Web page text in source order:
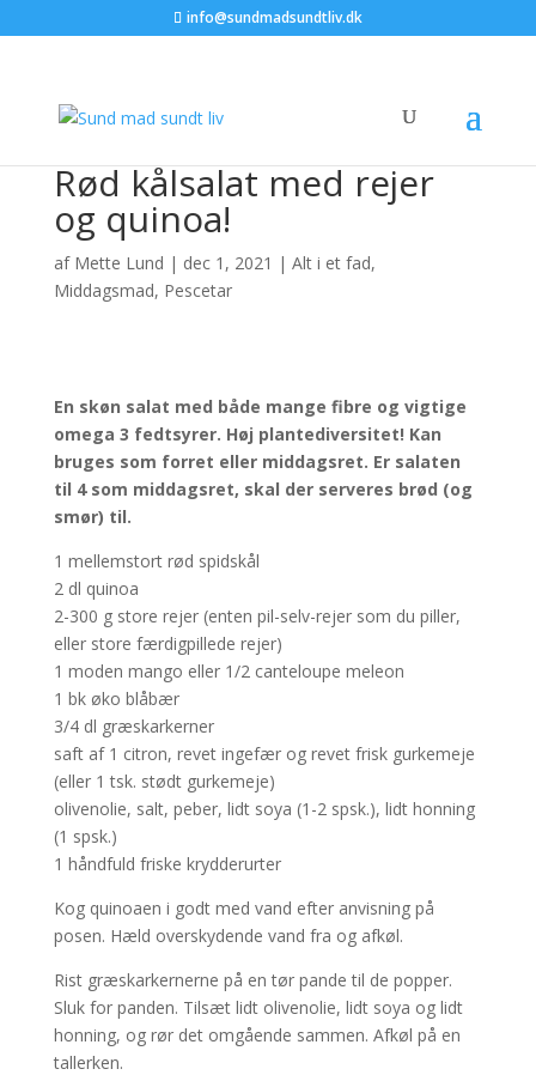
info@sundmadsundtliv.dk
Rød kålsalat med rejer
og quinoa!
af Mette Lund | dec 1, 2021 | Alt i et fad,
Middagsmad, Pescetar
En skøn salat med både mange fibre og vigtige
omega 3 fedtsyrer. Høj plantediversitet! Kan
bruges som forret eller middagsret. Er salaten
til 4 som middagsret, skal der serveres brød (og
smør) til.
1 mellemstort rød spidskål
2 dl quinoa
2-300 g store rejer (enten pil-selv-rejer som du piller,
eller store færdigpillede rejer)
1 moden mango eller 1/2 canteloupe meleon
1 bk øko blåbær
3/4 dl græskarkerner
saft af 1 citron, revet ingefær og revet frisk gurkemeje
(eller 1 tsk. stødt gurkemeje)
olivenolie, salt, peber, lidt soya (1-2 spsk.), lidt honning
(1 spsk.)
1 håndfuld friske krydderurter
Kog quinoaen i godt med vand efter anvisning på
posen. Hæld overskydende vand fra og afkøl.
Rist græskarkernerne på en tør pande til de popper.
Sluk for panden. Tilsæt lidt olivenolie, lidt soya og lidt
honning, og rør det omgående sammen. Afkøl på en
tallerken.